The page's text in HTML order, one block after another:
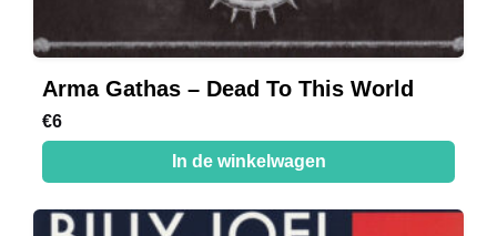
Arma Gathas – Dead To This World
€6
In de winkelwagen